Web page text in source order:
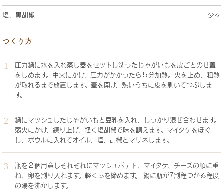
塩、黒胡椒 少々
つくり方
圧力鍋に水を入れ蒸し器をセットし洗ったじゃがいもを皮ごとのせ蓋
をしめます。中火にかけ、圧力がかかったら５分加熱。火を止め、粗熱
が取れるまで放置します。蓋を開け、熱いうちに皮を剥いてつぶしま
す。
鍋にマッシュしたじゃがいもと豆乳を入れ、しっかり混ぜ合わせます。
弱火にかけ、練り上げ、軽く塩胡椒で味を調えます。マイタケをほぐ
し、ボウルに入れてオイル、塩、胡椒とマリネします。
瓶を２個用意しそれぞれにマッシュポテト、マイタケ、チーズの順に重
ね、卵を割り入れます。軽く蓋を締めます。 鍋に瓶が7割程つかる程度
の湯を沸かします。